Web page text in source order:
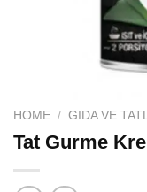
HOME / GIDA VE
Tat Gurme